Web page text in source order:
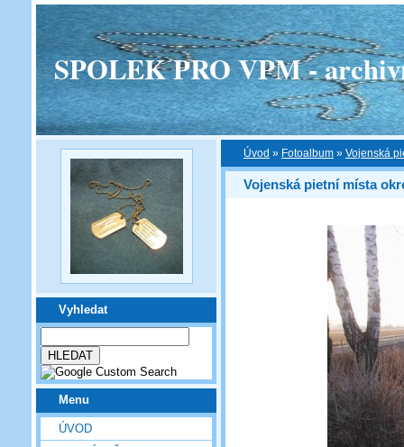
SPOLEK PRO VPM -
Vyhledat
Menu
ÚVOD
Úvod » Fotoalbum » Vojenská
Vojenská pietní místa